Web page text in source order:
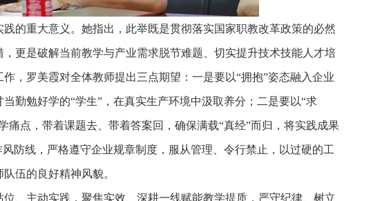
的重大意义。她指出，此举既是贯彻落实国家职教改革政策的必然
更是破解当前教学与产业需求脱节难题、切实提升技术技能人才培
，罗美霞对全体教师提出三点期望：一是要以“拥抱”姿态融入企业
勤勉好学的“学生”，在真实生产环境中汲取养分；二是要以“求
痛点，带着课题去、带着答案回，确保满载“真经”而归，将实践成果
防线，严格遵守企业规章制度，服从管理、令行禁止，以过硬的工
伍的良好精神风貌。
、主动实践，聚焦实效、深耕一线赋能教学提质，严守纪律、树立